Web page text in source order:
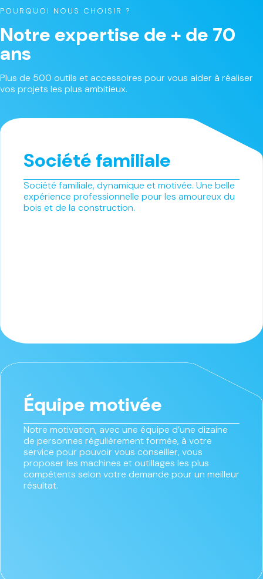
POURQUOI NOUS CHOISIR ?
Notre expertise de + de 70
ans
Plus de 500 outils et accessoires pour vous aider à réaliser
vos projets les plus ambitieux.
Société familiale
Société familiale, dynamique et motivée. Une belle
expérience professionnelle pour les amoureux du
bois et de la construction.
Équipe motivée
Notre motivation, avec une équipe d’une dizaine
de personnes régulièrement formée, à votre
service pour pouvoir vous conseiller, vous
proposer les machines et outillages les plus
compétents selon votre demande pour un meilleur
résultat.